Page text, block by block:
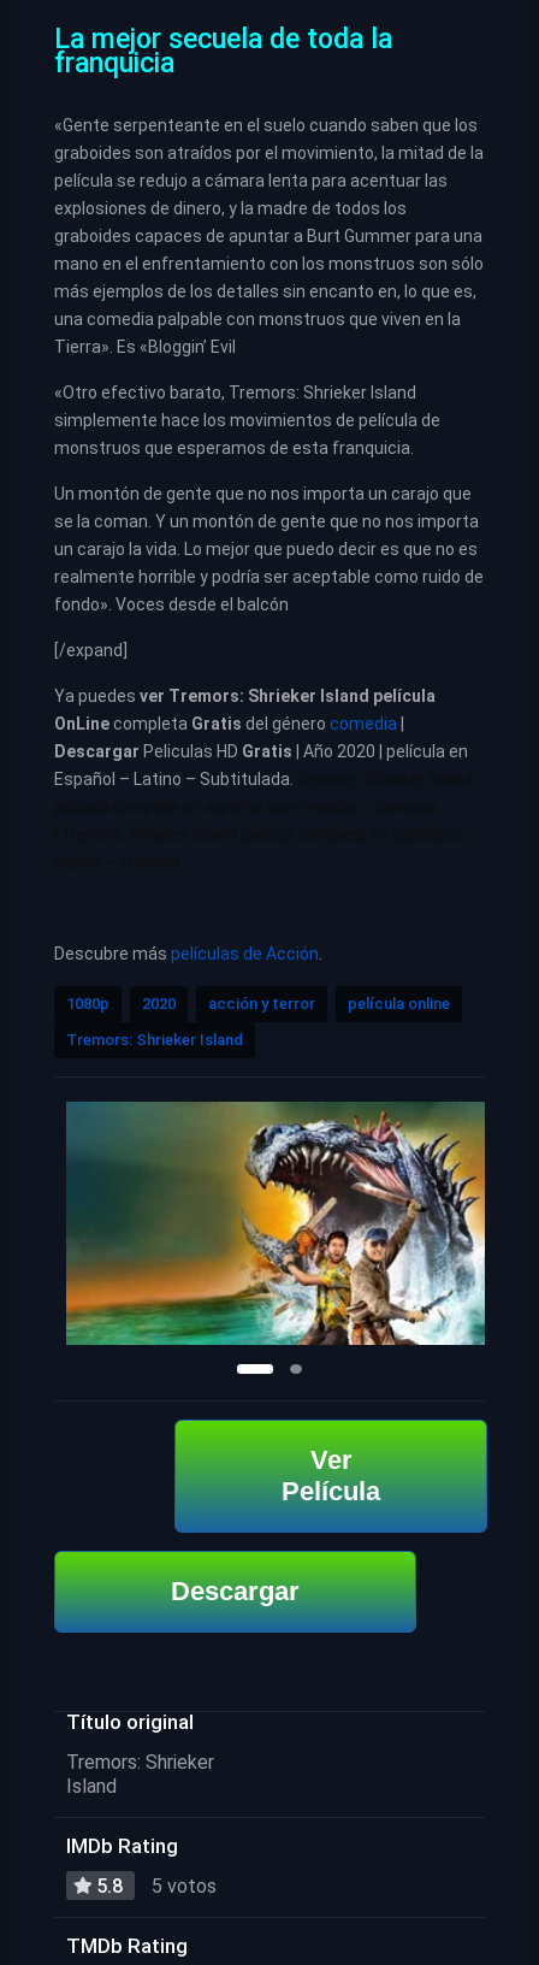
La mejor secuela de toda la
franquicia
«Gente serpenteante en el suelo cuando saben que los
graboides son atraídos por el movimiento, la mitad de la
película se redujo a cámara lenta para acentuar las
explosiones de dinero, y la madre de todos los
graboides capaces de apuntar a Burt Gummer para una
mano en el enfrentamiento con los monstruos son sólo
más ejemplos de los detalles sin encanto en, lo que es,
una comedia palpable con monstruos que viven en la
Tierra». Es «Bloggin’ Evil
«Otro efectivo barato, Tremors: Shrieker Island
simplemente hace los movimientos de película de
monstruos que esperamos de esta franquicia.
Un montón de gente que no nos importa un carajo que
se la coman. Y un montón de gente que no nos importa
un carajo la vida. Lo mejor que puedo decir es que no es
realmente horrible y podría ser aceptable como ruido de
fondo». Voces desde el balcón
[/expand]
Ya puedes ver Tremors: Shrieker Island película
OnLinecompleta Gratis del género comedia
Descargar Peliculas HD Gratis | Año 2020 | película en
Español – Latino – Subtitulada.
Descubre más películas de Acción
1080p 2020 acción y terror
película online
Tremors: Shrieker Island
Ver
Película
Descargar
Título original
Tremors: Shrieker
Island
IMDb Rating
5.8 5 votos
TMDb Rating